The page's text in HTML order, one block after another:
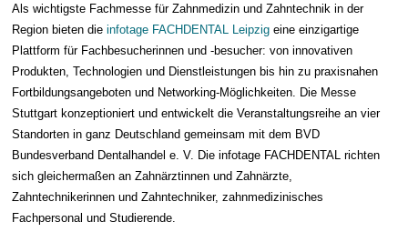
Als wichtigste Fachmesse für Zahnmedizin und Zahntechnik in der
Region bieten dieinfotage FACHDENTAL Leipzig eine einzigartige
Plattform für Fachbesucherinnen und -besucher: von innovativen
Produkten, Technologien und Dienstleistungen bis hin zu praxisnahen
Fortbildungsangeboten und Networking-Möglichkeiten. Die Messe
Stuttgart konzeptioniert und entwickelt die Veranstaltungsreihe an vier
Standorten in ganz Deutschland gemeinsam mit dem BVD
Bundesverband Dentalhandel e. V. Die infotage FACHDENTAL richten
sich gleichermaßen an Zahnärztinnen und Zahnärzte,
Zahntechnikerinnen und Zahntechniker, zahnmedizinisches
Fachpersonal und Studierende.